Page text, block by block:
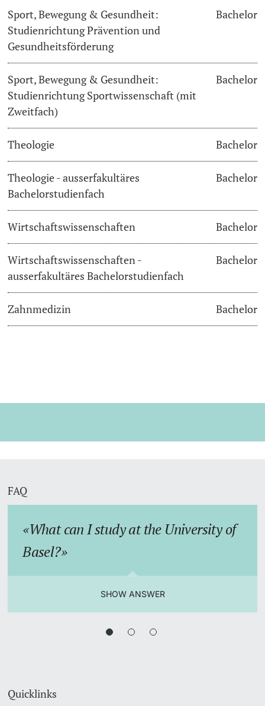
Sport, Bewegung & Gesundheit:
Studienrichtung Prävention und
Gesundheitsförderung
Bachelor
Sport, Bewegung & Gesundheit:
Studienrichtung Sportwissenschaft (mit
Zweitfach)
Bachelor
Theologie Bachelor
Theologie - ausserfakultäres
Bachelorstudienfach
Bachelor
Wirtschaftswissenschaften Bachelor
Wirtschaftswissenschaften -
ausserfakultäres Bachelorstudienfach
Bachelor
Zahnmedizin Bachelor
FAQ
What can I study at the University of
Basel?
SHOW ANSWER
Quicklinks